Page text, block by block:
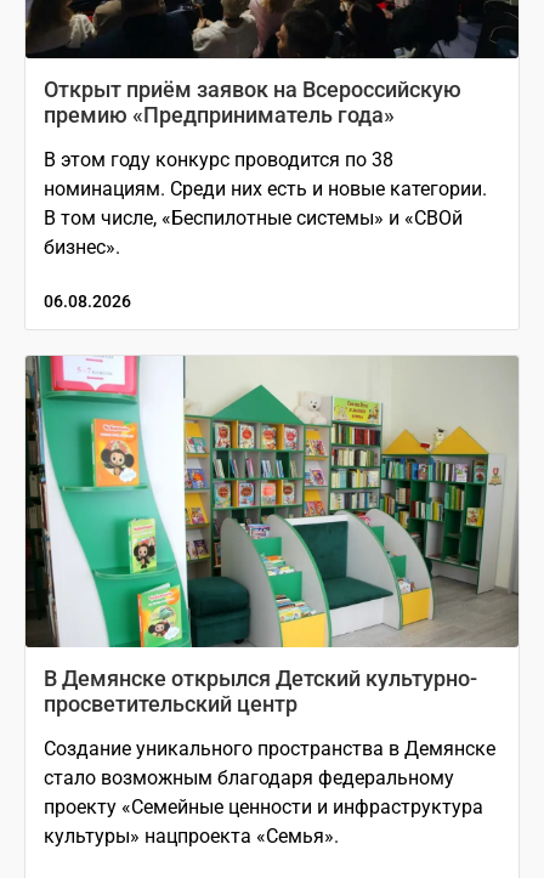
Открыт приём заявок на Всероссийскую
премию «Предприниматель года»
В этом году конкурс проводится по 38
номинациям. Среди них есть и новые категории.
В том числе, «Беспилотные системы» и «СВОй
бизнес».
06.08.2026
В Демянске открылся Детский культурно-
просветительский центр
Создание уникального пространства в Демянске
стало возможным благодаря федеральному
проекту «Семейные ценности и инфраструктура
культуры» нацпроекта «Семья».